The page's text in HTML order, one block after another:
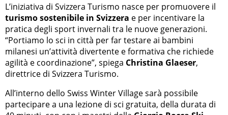
L’iniziativa di Svizzera Turismo nasce per promuovere il
turismo sostenibile in Svizzera e per incentivare la
pratica degli sport invernali tra le nuove generazioni.
“Portiamo lo sci in città per far testare ai bambini
milanesi un’attività divertente e formativa che richiede
agilità e coordinazione”, spiega Christina Glaeser,
direttrice di Svizzera Turismo.
All’interno dello Swiss Winter Village sarà possibile
partecipare a una lezione di sci gratuita, della durata di